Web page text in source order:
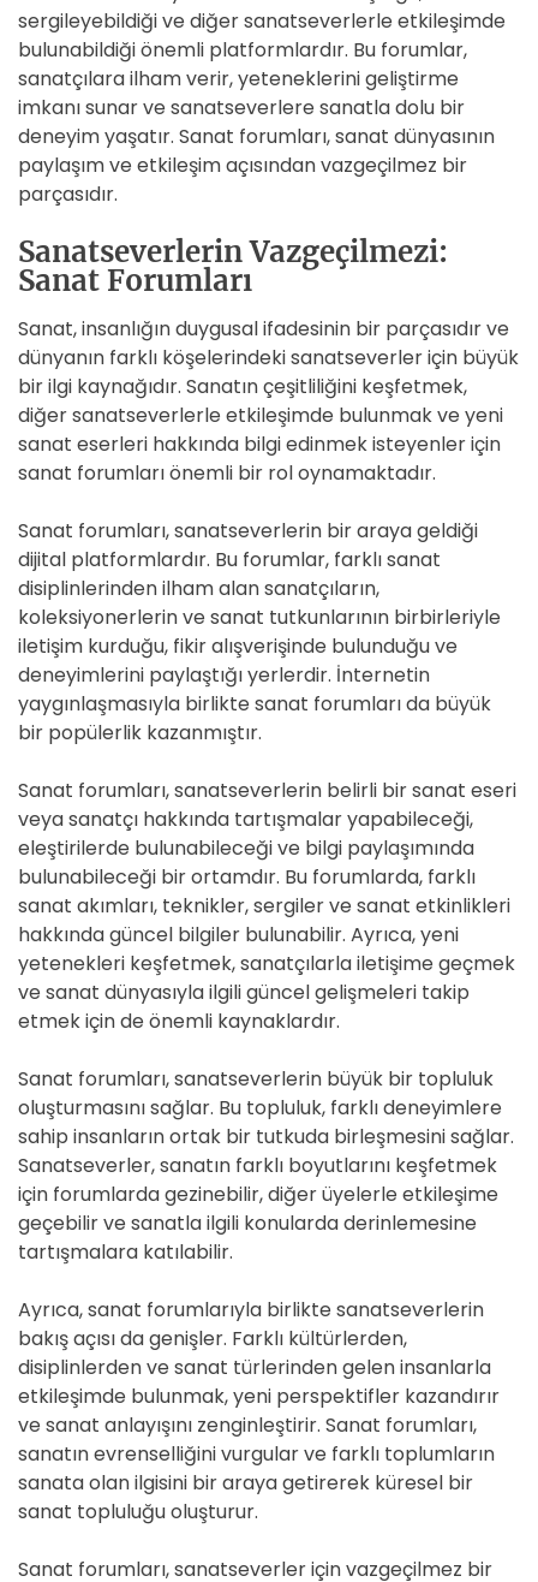
sergileyebildiği ve diğer sanatseverlerle etkileşimde
bulunabildiği önemli platformlardır. Bu forumlar,
sanatçılara ilham verir, yeteneklerini geliştirme
imkanı sunar ve sanatseverlere sanatla dolu bir
deneyim yaşatır. Sanat forumları, sanat dünyasının
paylaşım ve etkileşim açısından vazgeçilmez bir
parçasıdır.
Sanatseverlerin Vazgeçilmezi:
Sanat Forumları
Sanat, insanlığın duygusal ifadesinin bir parçasıdır ve
dünyanın farklı köşelerindeki sanatseverler için büyük
bir ilgi kaynağıdır. Sanatın çeşitliliğini keşfetmek,
diğer sanatseverlerle etkileşimde bulunmak ve yeni
sanat eserleri hakkında bilgi edinmek isteyenler için
sanat forumları önemli bir rol oynamaktadır.
Sanat forumları, sanatseverlerin bir araya geldiği
dijital platformlardır. Bu forumlar, farklı sanat
disiplinlerinden ilham alan sanatçıların,
koleksiyonerlerin ve sanat tutkunlarının birbirleriyle
iletişim kurduğu, fikir alışverişinde bulunduğu ve
deneyimlerini paylaştığı yerlerdir. İnternetin
yaygınlaşmasıyla birlikte sanat forumları da büyük
bir popülerlik kazanmıştır.
Sanat forumları, sanatseverlerin belirli bir sanat eseri
veya sanatçı hakkında tartışmalar yapabileceği,
eleştirilerde bulunabileceği ve bilgi paylaşımında
bulunabileceği bir ortamdır. Bu forumlarda, farklı
sanat akımları, teknikler, sergiler ve sanat etkinlikleri
hakkında güncel bilgiler bulunabilir. Ayrıca, yeni
yetenekleri keşfetmek, sanatçılarla iletişime geçmek
ve sanat dünyasıyla ilgili güncel gelişmeleri takip
etmek için de önemli kaynaklardır.
Sanat forumları, sanatseverlerin büyük bir topluluk
oluşturmasını sağlar. Bu topluluk, farklı deneyimlere
sahip insanların ortak bir tutkuda birleşmesini sağlar.
Sanatseverler, sanatın farklı boyutlarını keşfetmek
için forumlarda gezinebilir, diğer üyelerle etkileşime
geçebilir ve sanatla ilgili konularda derinlemesine
tartışmalara katılabilir.
Ayrıca, sanat forumlarıyla birlikte sanatseverlerin
bakış açısı da genişler. Farklı kültürlerden,
disiplinlerden ve sanat türlerinden gelen insanlarla
etkileşimde bulunmak, yeni perspektifler kazandırır
ve sanat anlayışını zenginleştirir. Sanat forumları,
sanatın evrenselliğini vurgular ve farklı toplumların
sanata olan ilgisini bir araya getirerek küresel bir
sanat topluluğu oluşturur.
Sanat forumları, sanatseverler için vazgeçilmez bir